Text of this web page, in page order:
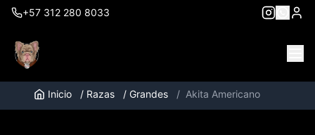
+57 312 280 8033
Inicio / Razas / Grandes / Akita Americano